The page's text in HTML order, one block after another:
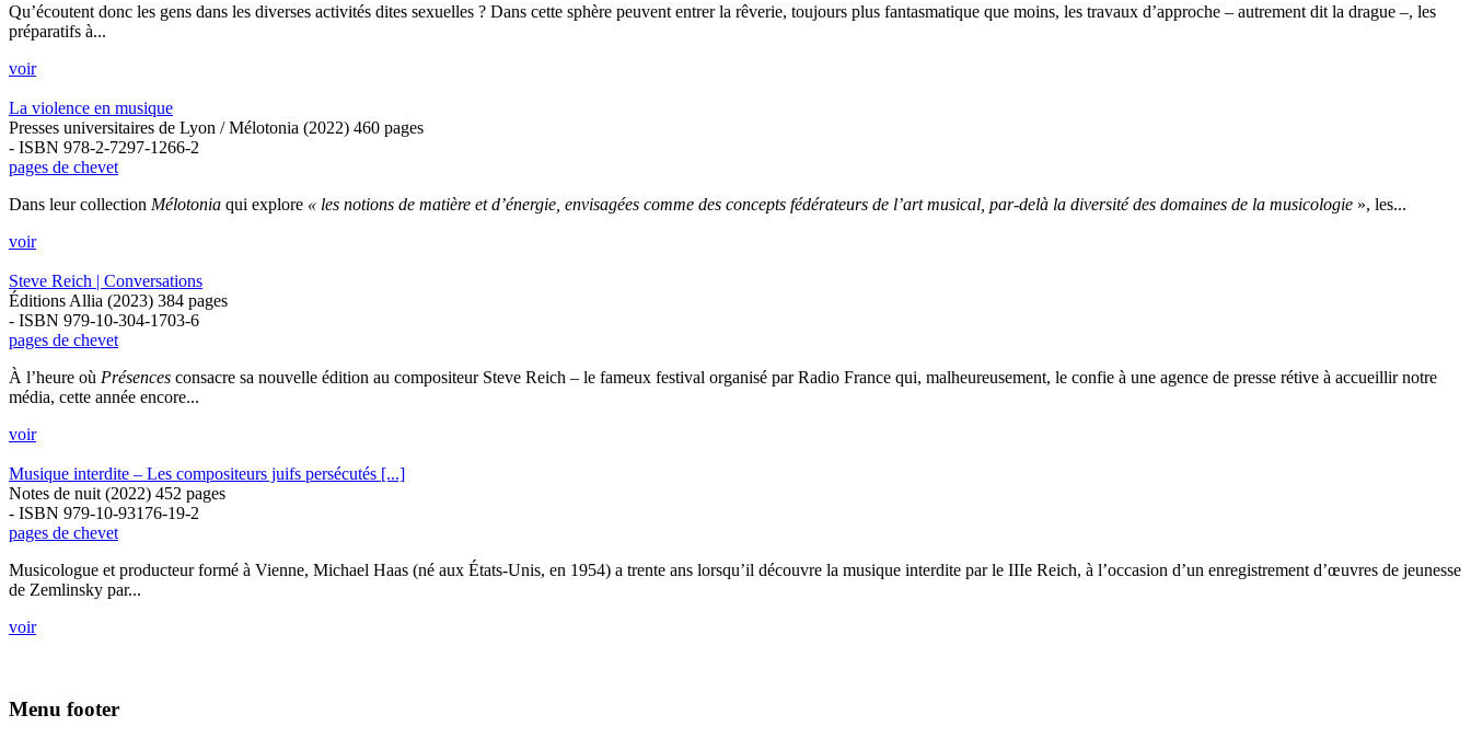
Qu’écoutent donc les gens dans les diverses activités dites sexuelles ? Dans cette sphère peuvent entrer la rêverie, toujours plus fantasmatique que moins, les travaux d’approche – autrement dit la drague –, les
préparatifs à...
voir
La violence en musique
Presses universitaires de Lyon / Mélotonia (2022) 460 pages
- ISBN 978-2-7297-1266-2
pages de chevet
Dans leur collection Mélotonia qui explore « les notions de matière et d’énergie, envisagées comme des concepts fédérateurs de l’art musical, par-delà la diversité des domaines de la musicologie », les...
voir
Steve Reich | Conversations
Éditions Allia (2023) 384 pages
- ISBN 979-10-304-1703-6
pages de chevet
À l’heure où Présences consacre sa nouvelle édition au compositeur Steve Reich – le fameux festival organisé par Radio France qui, malheureusement, le confie à une agence de presse rétive à accueillir notre
média, cette année encore...
voir
Musique interdite – Les compositeurs juifs persécutés [...]
Notes de nuit (2022) 452 pages
- ISBN 979-10-93176-19-2
pages de chevet
Musicologue et producteur formé à Vienne, Michael Haas (né aux États-Unis, en 1954) a trente ans lorsqu’il découvre la musique interdite par le IIIe Reich, à l’occasion d’un enregistrement d’œuvres de jeunesse
de Zemlinsky par...
voir
Menu footer